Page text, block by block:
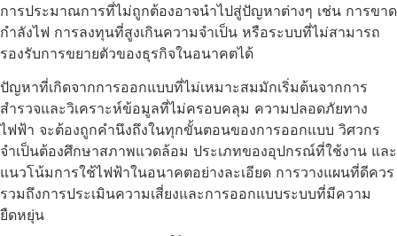
การประมาณการที่ไม่ถูกต้องอาจนำไปสู่ปัญหาต่างๆ เช่น การขาด
กำลังไฟ การลงทุนที่สูงเกินความจำเป็น หรือระบบที่ไม่สามารถ
รองรับการขยายตัวของธุรกิจในอนาคตได้
ปัญหาที่เกิดจากการออกแบบที่ไม่เหมาะสมมักเริ่มต้นจากการ
สำรวจและวิเคราะห์ข้อมูลที่ไม่ครอบคลุม ความปลอดภัยทาง
ไฟฟ้า จะต้องถูกคำนึงถึงในทุกขั้นตอนของการออกแบบ วิศวกร
จำเป็นต้องศึกษาสภาพแวดล้อม ประเภทของอุปกรณ์ที่ใช้งาน และ
แนวโน้มการใช้ไฟฟ้าในอนาคตอย่างละเอียด การวางแผนที่ดีควร
รวมถึงการประเมินความเสี่ยงและการออกแบบระบบที่มีความ
ยืดหยุ่น